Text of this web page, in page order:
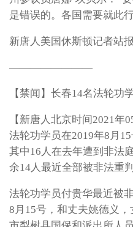
是错误的。各国需要就此
新唐人美国休斯顿记者站
————————
【禁闻】长春14名法轮功
【新唐人北京时间2021年
法轮功学员在2019年8月
其中16人在去年遭到非法
余14人最近全部被非法重
法轮功学员付贵华最近被
8月15号，和丈夫姚德义